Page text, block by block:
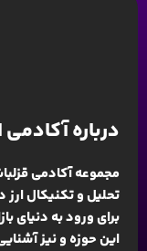
درباره
مجموعه آکادمی
تحلیل و تکنیکال ارز
برای ورود به دنیای
این حوزه و نیز